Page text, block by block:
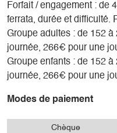
Forfait / engagement : de
ferrata, durée et difficulté.
Groupe adultes : de 152
journée, 266€ pour une
Groupe enfants : de 152
journée, 266€ pour une
Modes de paiement
Chèque